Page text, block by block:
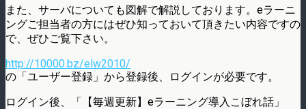
また、サーバについても図解で解説しております。eラーニ
ングご担当者の方にはぜひ知っておいて頂きたい内容ですの
で、ぜひご覧下さい。
http://10000.bz/elw2010/
の「ユーザー登録」から登録後、ログインが必要です。
ログイン後、「【毎週更新】eラーニング導入こぼれ話」